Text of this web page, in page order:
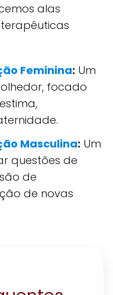
alas
Feminina: Um
focado
Masculina: Um
questões de
de
de novas